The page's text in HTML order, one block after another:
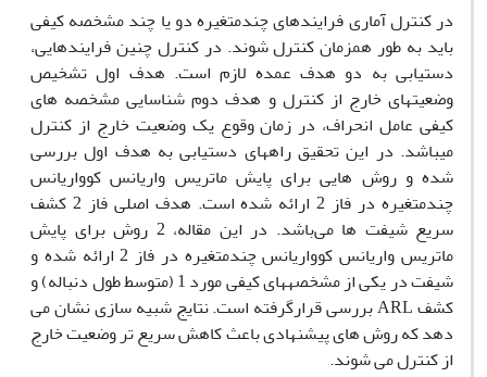
در کنترل آماری فرایندهای چندمتغیره دو یا چند مشخصه کیفی
باید به طور همزمان کنترل شوند. در کنترل چنین فرایندهایی،
دستیابی به دو هدف عمده لازم است. هدف اول تشخیص
وضعیتهای خارج از کنترل و هدف دوم شناسایی مشخصه های
کیفی عامل انحراف، در زمان وقوع یک وضعیت خارج از کنترل
میباشد. در این تحقیق راههای دستیابی به هدف اول بررسی
شده و روش هایی برای پایش ماتریس واریانس کوواریانس
چندمتغیره در فاز 2 ارائه شده است. هدف اصلی فاز 2 کشف
سریع شیفت ها می‌باشد. در این مقاله، 2 روش برای پایش
ماتریس واریانس کوواریانس چندمتغیره در فاز 2 ارائه شده و
شیفت در یکی از مشخصههای کیفی مورد 1 (متوسط طول دنباله) و
کشف ARL بررسی قرارگرفته است. نتایج شبیه سازی نشان می
دهد که روش های پیشنهادی باعث کاهش سریع تر وضعیت خارج
از کنترل می شوند.